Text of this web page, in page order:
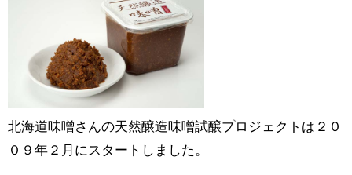
北海道味噌さんの天然醸造味噌試醸プロジェクトは２０
０９年２月にスタートしました。